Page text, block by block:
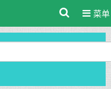
菜单